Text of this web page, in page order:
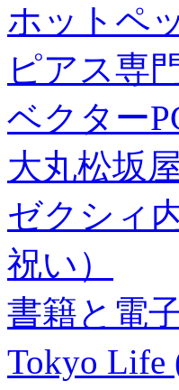
ホットペ
ピアス専
ベクター
大丸松坂
ゼクシィ
祝い）
書籍と電
Tokyo